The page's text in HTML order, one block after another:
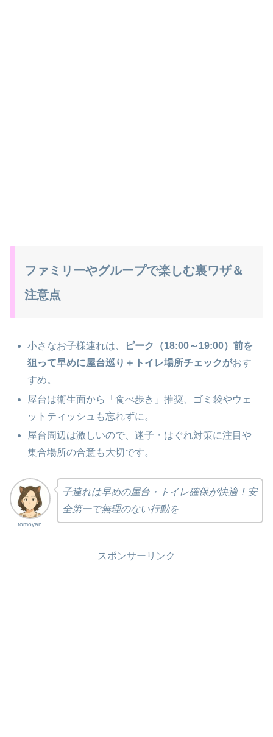
ファミリーやグループで楽しむ裏ワザ＆
注意点
小さなお子様連れは、
ピーク（18:00～19:00）前を
狙って早めに屋台巡り＋トイレ場所チェックがおす
すめ。
屋台は衛生面から「食べ歩き」推奨、ゴミ袋やウェ
ットティッシュも忘れずに。
屋台周辺は激しいので、迷子・はぐれ対策に注目や
集合場所の合意も大切です。
tomoyan
子連れは早めの屋台・トイレ確保が快適！安
全第一で無理のない行動を
スポンサーリンク